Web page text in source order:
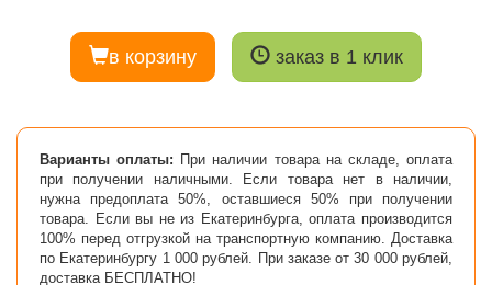
в корзину заказ в 1 клик
Варианты оплаты: При наличии товара на складе, оплата
при получении наличными. Если товара нет в наличии,
нужна предоплата 50%, оставшиеся 50% при получении
товара. Если вы не из Екатеринбурга, оплата производится
100% перед отгрузкой на транспортную компанию. Доставка
по Екатеринбургу 1 000 рублей. При заказе от 30 000 рублей,
доставка БЕСПЛАТНО!